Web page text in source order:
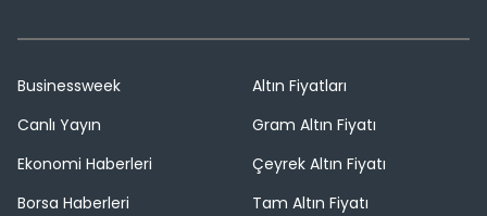
Businessweek
Canlı Yayın
Ekonomi Haberleri
Borsa Haberleri
Altın Fiyatları
Gram Altın Fiyatı
Çeyrek Altın Fiyatı
Tam Altın Fiyatı